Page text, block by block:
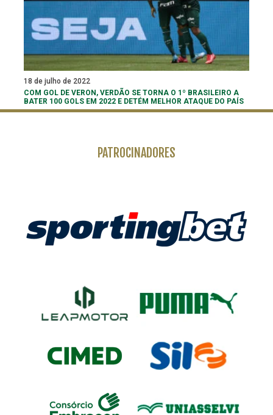
18 de julho de 2022
COM GOL DE VERON, VERDÃO SE TORNA O 1º BRASILEIRO A
BATER 100 GOLS EM 2022 E DETÉM MELHOR ATAQUE DO PAÍS
PATROCINADORES